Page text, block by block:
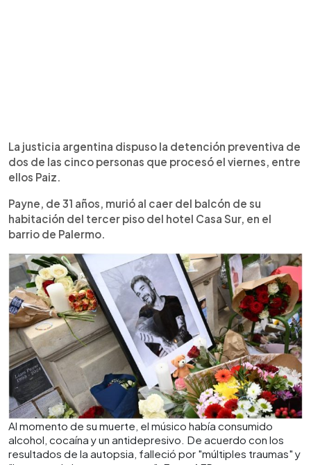
La justicia argentina dispuso la detención preventiva de
dos de las cinco personas que procesó el viernes, entre
ellos Paiz.
Payne, de 31 años, murió al caer del balcón de su
habitación del tercer piso del hotel Casa Sur, en el
barrio de Palermo.
Al momento de su muerte, el músico había consumido
alcohol, cocaína y un antidepresivo. De acuerdo con los
resultados de la autopsia, falleció por "múltiples traumas" y